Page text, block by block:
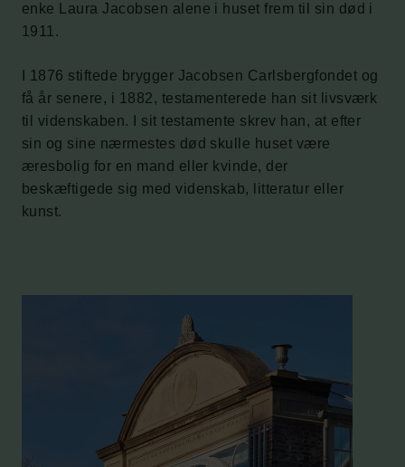
enke Laura Jacobsen alene i huset frem til sin død i
1911.
I 1876 stiftede brygger Jacobsen Carlsbergfondet og
få år senere, i 1882, testamenterede han sit livsværk
til videnskaben. I sit testamente skrev han, at efter
sin og sine nærmestes død skulle huset være
æresbolig for en mand eller kvinde, der
beskæftigede sig med videnskab, litteratur eller
kunst.